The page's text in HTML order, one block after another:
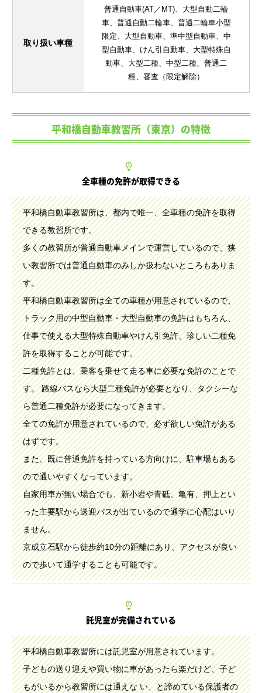
取り扱い車種
普通自動車(AT／MT)、大型自動二輪
車、普通自動二輪車、普通二輪車小型
限定、大型自動車、準中型自動車、中
型自動車、けん引自動車、大型特殊自
動車、大型二種、中型二種、普通二
種、審査（限定解除）
平和橋自動車教習所（東京）の特徴
全車種の免許が取得できる
平和橋自動車教習所は、都内で唯一、全車種の免許を取得
できる教習所です。
多くの教習所が普通自動車メインで運営しているので、狭
い教習所では普通自動車のみしか扱わないところもありま
す。
平和橋自動車教習所は全ての車種が用意されているので、
トラック用の中型自動車・大型自動車の免許はもちろん、
仕事で使える大型特殊自動車やけん引免許、珍しい二種免
許を取得することが可能です。
二種免許とは、乗客を乗せて走る車に必要な免許のことで
す。 路線バスなら大型二種免許が必要となり、タクシーな
ら普通二種免許が必要になってきます。
全ての免許が用意されているので、必ず欲しい免許がある
はずです。
また、既に普通免許を持っている方向けに、駐車場もある
ので通いやすくなっています。
自家用車が無い場合でも、新小岩や青砥、亀有、押上とい
った主要駅から送迎バスが出ているので通学に心配はいり
ません。
京成立石駅から徒歩約10分の距離にあり、アクセスが良い
ので歩いて通学することも可能です。
託児室が完備されている
平和橋自動車教習所には託児室が用意されています。
子どもの送り迎えや買い物に車があったら楽だけど、子ど
もがいるから教習所には通えな い、と諦めている保護者の